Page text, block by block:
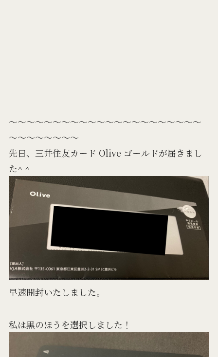
～～～～～～～～～～～～～～～～～～～～～～
～～～～～～～～
先日、三井住友カード Olive ゴールドが届きまし
た^ ^
早速開封いたしました。
私は黒のほうを選択しました！